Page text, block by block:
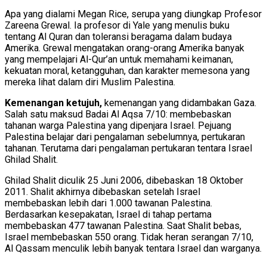
Apa yang dialami Megan Rice, serupa yang diungkap Profesor
Zareena Grewal. Ia profesor di Yale yang menulis buku
tentang Al Quran dan toleransi beragama dalam budaya
Amerika. Grewal mengatakan orang-orang Amerika banyak
yang mempelajari Al-Qur’an untuk memahami keimanan,
kekuatan moral, ketangguhan, dan karakter memesona yang
mereka lihat dalam diri Muslim Palestina.
Kemenangan ketujuh, kemenangan yang didambakan Gaza.
Salah satu maksud Badai Al Aqsa 7/10: membebaskan
tahanan warga Palestina yang dipenjara Israel. Pejuang
Palestina belajar dari pengalaman sebelumnya, pertukaran
tahanan. Terutama dari pengalaman pertukaran tentara Israel
Ghilad Shalit.
Ghilad Shalit diculik 25 Juni 2006, dibebaskan 18 Oktober
2011. Shalit akhirnya dibebaskan setelah Israel
membebaskan lebih dari 1.000 tawanan Palestina.
Berdasarkan kesepakatan, Israel di tahap pertama
membebaskan 477 tawanan Palestina. Saat Shalit bebas,
Israel membebaskan 550 orang. Tidak heran serangan 7/10,
Al Qassam menculik lebih banyak tentara Israel dan warganya.